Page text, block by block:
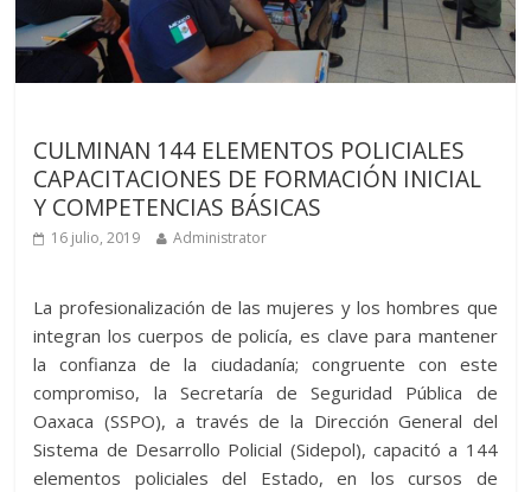
CULMINAN 144 ELEMENTOS POLICIALES
CAPACITACIONES DE FORMACIÓN INICIAL
Y COMPETENCIAS BÁSICAS
16 julio, 2019 Administrator
La profesionalización de las mujeres y los hombres que
integran los cuerpos de policía, es clave para mantener
la confianza de la ciudadanía; congruente con este
compromiso, la Secretaría de Seguridad Pública de
Oaxaca (SSPO), a través de la Dirección General del
Sistema de Desarrollo Policial (Sidepol), capacitó a 144
elementos policiales del Estado, en los cursos de